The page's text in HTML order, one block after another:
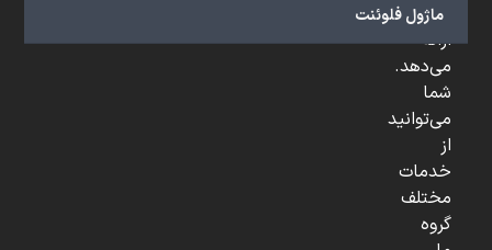
ماژول فلوئنت
...
ارائه
می‌دهد.
شما
می‌توانید
از
خدمات
مختلف
گروه